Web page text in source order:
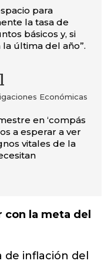
para
la tasa de
básicos y, si
la última del año”.
Económicas
en ‘compás
a esperar a ver
vitales de la
con la meta del
inflación del